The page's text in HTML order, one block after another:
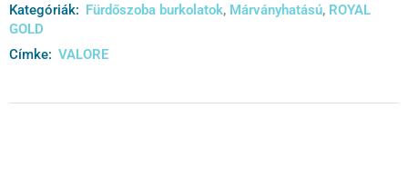
Kategóriák: Fürdőszoba burkolatok, Márványhatású, ROYAL
GOLD
Címke: VALORE